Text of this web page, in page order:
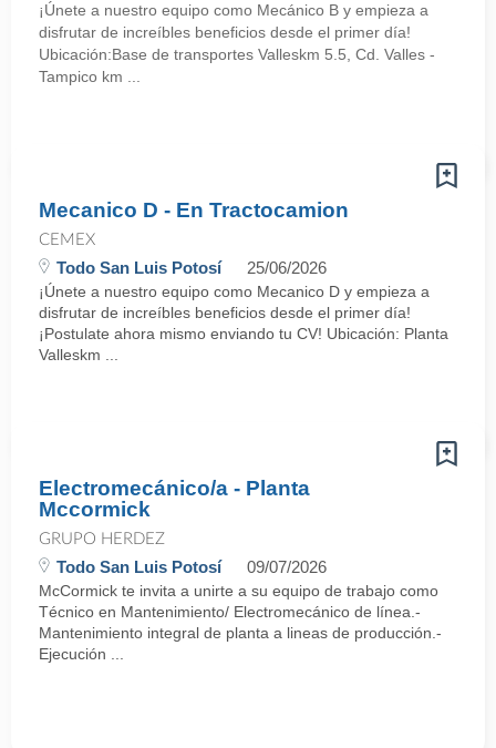
¡Únete a nuestro equipo como Mecánico B y empieza a
disfrutar de increíbles beneficios desde el primer día!
Ubicación:Base de transportes Valleskm 5.5, Cd. Valles -
Tampico km ...
Mecanico D - En Tractocamion
CEMEX
Todo San Luis Potosí 25/06/2026
¡Únete a nuestro equipo como Mecanico D y empieza a
disfrutar de increíbles beneficios desde el primer día!
¡Postulate ahora mismo enviando tu CV! Ubicación: Planta
Valleskm ...
Electromecánico/a - Planta
Mccormick
GRUPO HERDEZ
Todo San Luis Potosí 09/07/2026
McCormick te invita a unirte a su equipo de trabajo como
Técnico en Mantenimiento/ Electromecánico de línea.-
Mantenimiento integral de planta a lineas de producción.-
Ejecución ...